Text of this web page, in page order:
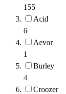
155
Acid
6
Aevor
1
Burley
4
Croozer